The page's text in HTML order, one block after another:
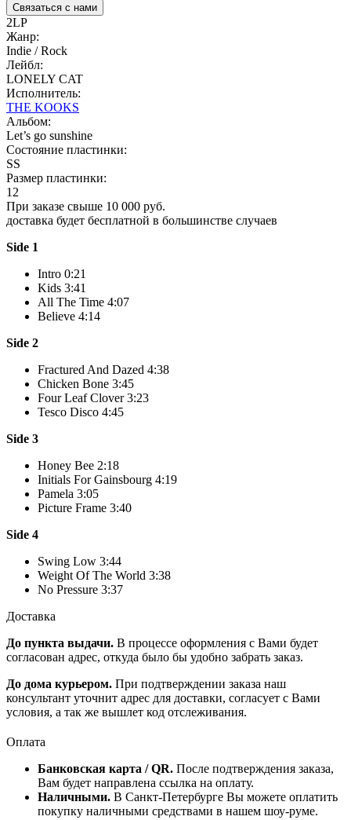
Связаться с нами
2LP
Жанр:
Indie / Rock
Лейбл:
LONELY CAT
Исполнитель:
THE KOOKS
Альбом:
Let’s go sunshine
Состояние пластинки:
SS
Размер пластинки:
12
При заказе свыше 10 000 руб.
доставка будет бесплатной в большинстве случаев
Side 1
Intro 0:21
Kids 3:41
All The Time 4:07
Believe 4:14
Side 2
Fractured And Dazed 4:38
Chicken Bone 3:45
Four Leaf Clover 3:23
Tesco Disco 4:45
Side 3
Honey Bee 2:18
Initials For Gainsbourg 4:19
Pamela 3:05
Picture Frame 3:40
Side 4
Swing Low 3:44
Weight Of The World 3:38
No Pressure 3:37
Доставка
До пункта выдачи. В процессе оформления с Вами будет
согласован адрес, откуда было бы удобно забрать заказ.
До дома курьером. При подтверждении заказа наш
консультант уточнит адрес для доставки, согласует с Вами
условия, а так же вышлет код отслеживания.
Оплата
Банковская карта / QR. После подтверждения заказа,
Вам будет направлена ссылка на оплату.
Наличными. В Санкт-Петербурге Вы можете оплатить
покупку наличными средствами в нашем шоу-руме.